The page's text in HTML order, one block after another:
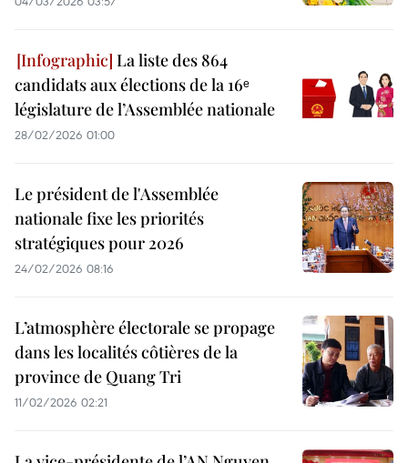
La liste des 864
candidats aux élections de la 16ᵉ
législature de l’Assemblée nationale
28/02/2026 01:00
Le président de l'Assemblée
nationale fixe les priorités
stratégiques pour 2026
24/02/2026 08:16
L’atmosphère électorale se propage
dans les localités côtières de la
province de Quang Tri
11/02/2026 02:21